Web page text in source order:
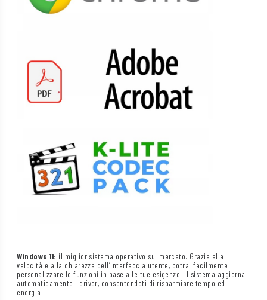
Windows 11: il miglior sistema operativo sul mercato. Grazie alla
velocità e alla chiarezza dell’interfaccia utente, potrai facilmente
personalizzare le funzioni in base alle tue esigenze. Il sistema aggiorna
automaticamente i driver, consentendoti di risparmiare tempo ed
energia.